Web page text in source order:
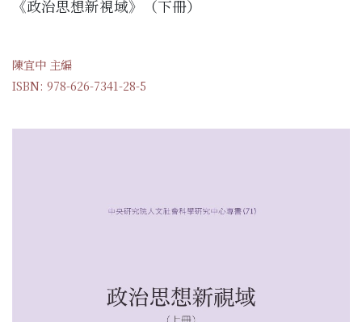
《政治思想新視域》（下冊）
陳宜中 主編
ISBN: 978-626-7341-28-5